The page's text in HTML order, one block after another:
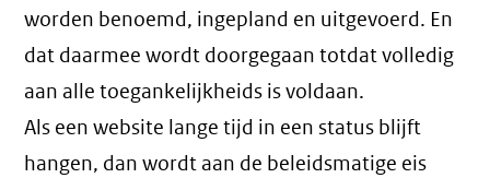
worden benoemd, ingepland en uitgevoerd. En
dat daarmee wordt doorgegaan totdat volledig
aan alle toegankelijkheids is voldaan.
Als een website lange tijd in een status blijft
hangen, dan wordt aan de beleidsmatige eis